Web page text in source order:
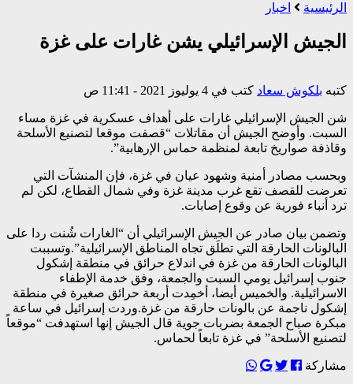
الرئيسية اخبار
الجيش الإسرائيلي يشن غارات على غزة
كتبه بلكوش سعاد كتب في 4 يوليوز 2021 - 11:41 ص
شن الجيش الإسرائيلي غارات على أهداف عسكرية في غزة مساء
السبت. وأوضح الجيش أن مقاتلات “قصفت موقعا لتصنيع الأسلحة
وقاذفة صواريخ تابعة لمنظمة حماس الإرهابية”.
وبحسب مصادر أمنية وشهود عيان في غزة، فإن المنشآت التي
تعرضت للقصف تقع غرب مدينة غزة وفي شمال القطاع، لكن لم
ترد أنباء فورية عن وقوع إصابات.
وتضمن بيان صادر عن الجيش الإسرائيلي أن “الغارات شُنت ردا على
البالونات الحارقة التي تطلَق تجاه المناطق الإسرائيلية”.وتسببت
البالونات الحارقة من غزة في اندلاع حرائق في منطقة إشكول
جنوب إسرائيل يومي السبت والجمعة، وفق خدمة الإطفاء
الاسرائيلية. والخميس أيضا، أخمِدت أربعة حرائق صغيرة في منطقة
إشكول ناجمة عن بالونات حارقة من غزة.وردت إسرائيل في ساعة
مبكرة صباح الجمعة بضربات جوية قال الجيش إنها استهدفت “موقعاً
لتصنيع الأسلحة” في غزة تابعاً لحماس.
مشاركة